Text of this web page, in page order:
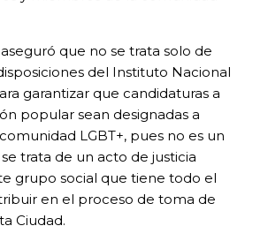
que no se trata solo de
del Instituto Nacional
garantizar que candidaturas a
popular sean designadas a
LGBT+, pues no es un
trata de un acto de justicia
grupo social que tiene todo el
en el proceso de toma de
Ciudad.